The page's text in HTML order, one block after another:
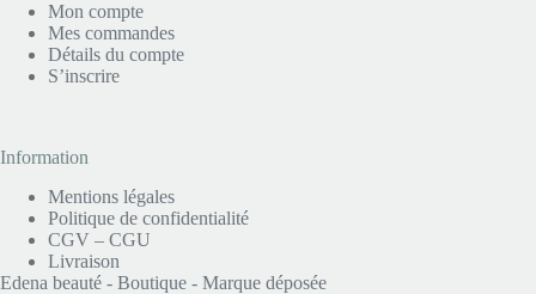
Mon compte
Mes commandes
Détails du compte
S’inscrire
Information
Mentions légales
Politique de confidentialité
CGV – CGU
Livraison
Edena beauté - Boutique - Marque déposée